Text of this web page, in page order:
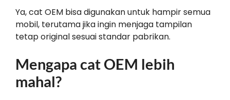
Ya, cat OEM bisa digunakan untuk hampir semua
mobil, terutama jika ingin menjaga tampilan
tetap original sesuai standar pabrikan.
Mengapa cat OEM lebih
mahal?